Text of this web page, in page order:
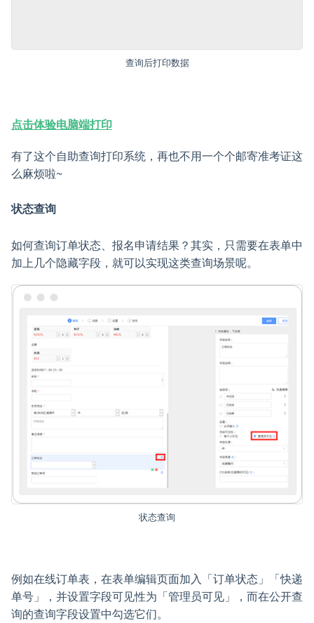
查询后打印数据
点击体验电脑端打印
有了这个自助查询打印系统，再也不用一个个邮寄准考证这
么麻烦啦~
状态查询
如何查询订单状态、报名申请结果？其实，只需要在表单中
加上几个隐藏字段，就可以实现这类查询场景呢。
状态查询
例如在线订单表，在表单编辑页面加入「订单状态」「快递
单号」，并设置字段可见性为「管理员可见」，而在公开查
询的查询字段设置中勾选它们。